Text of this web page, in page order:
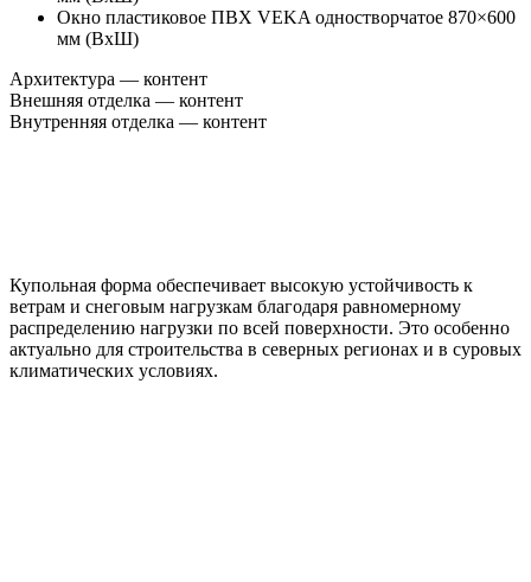
Окно пластиковое ПВХ VEKA одностворчатое 870×600
мм (ВxШ)
Архитектура — контент
Внешняя отделка — контент
Внутренняя отделка — контент
Купольная форма обеспечивает высокую устойчивость к
ветрам и снеговым нагрузкам благодаря равномерному
распределению нагрузки по всей поверхности. Это особенно
актуально для строительства в северных регионах и в суровых
климатических условиях.